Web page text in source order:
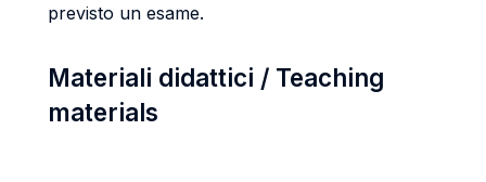
previsto un esame.
Materiali didattici / Teaching
materials